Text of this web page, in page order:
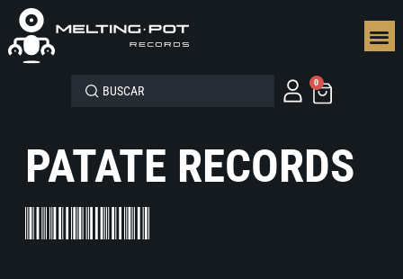
0
PATATE RECORDS